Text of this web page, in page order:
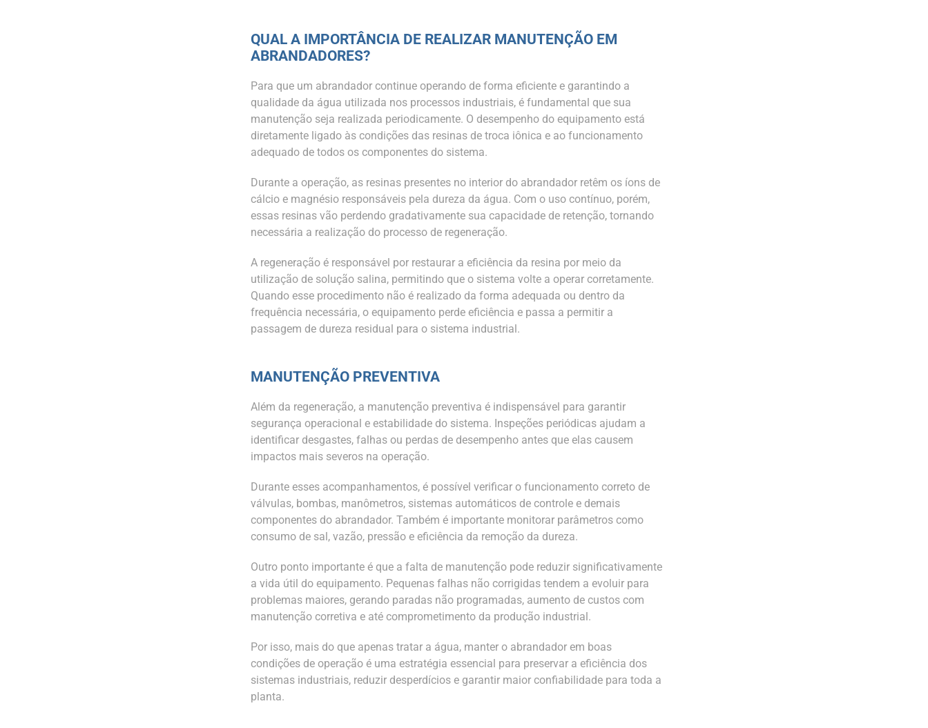
QUAL A IMPORTÂNCIA DE REALIZAR MANUTENÇÃO EM
ABRANDADORES?
Para que um abrandador continue operando de forma eficiente e garantindo a
qualidade da água utilizada nos processos industriais, é fundamental que sua
manutenção seja realizada periodicamente. O desempenho do equipamento está
diretamente ligado às condições das resinas de troca iônica e ao funcionamento
adequado de todos os componentes do sistema.
Durante a operação, as resinas presentes no interior do abrandador retêm os íons de
cálcio e magnésio responsáveis pela dureza da água. Com o uso contínuo, porém,
essas resinas vão perdendo gradativamente sua capacidade de retenção, tornando
necessária a realização do processo de regeneração.
A regeneração é responsável por restaurar a eficiência da resina por meio da
utilização de solução salina, permitindo que o sistema volte a operar corretamente.
Quando esse procedimento não é realizado da forma adequada ou dentro da
frequência necessária, o equipamento perde eficiência e passa a permitir a
passagem de dureza residual para o sistema industrial.
MANUTENÇÃO PREVENTIVA
Além da regeneração, a manutenção preventiva é indispensável para garantir
segurança operacional e estabilidade do sistema. Inspeções periódicas ajudam a
identificar desgastes, falhas ou perdas de desempenho antes que elas causem
impactos mais severos na operação.
Durante esses acompanhamentos, é possível verificar o funcionamento correto de
válvulas, bombas, manômetros, sistemas automáticos de controle e demais
componentes do abrandador. Também é importante monitorar parâmetros como
consumo de sal, vazão, pressão e eficiência da remoção da dureza.
Outro ponto importante é que a falta de manutenção pode reduzir significativamente
a vida útil do equipamento. Pequenas falhas não corrigidas tendem a evoluir para
problemas maiores, gerando paradas não programadas, aumento de custos com
manutenção corretiva e até comprometimento da produção industrial.
Por isso, mais do que apenas tratar a água, manter o abrandador em boas
condições de operação é uma estratégia essencial para preservar a eficiência dos
sistemas industriais, reduzir desperdícios e garantir maior confiabilidade para toda a
planta.